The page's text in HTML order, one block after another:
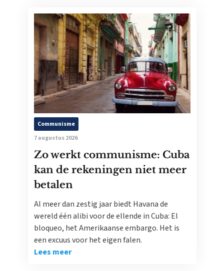
Communisme
7 augustus 2026
Zo werkt communisme: Cuba
kan de rekeningen niet meer
betalen
Al meer dan zestig jaar biedt Havana de
wereld één alibi voor de ellende in Cuba: El
bloqueo, het Amerikaanse embargo. Het is
een excuus voor het eigen falen.
Lees meer